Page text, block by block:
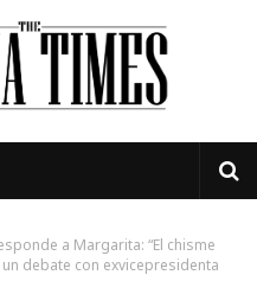
a Margarita: “El chisme
debate con exvicepresidenta